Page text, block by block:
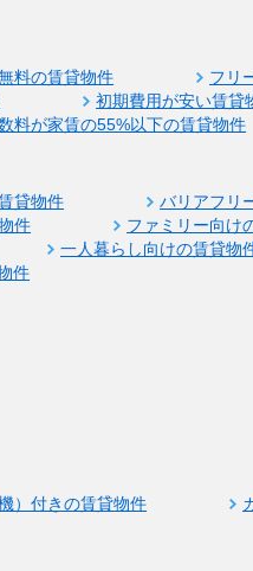
料の賃貸物件
フリ
初期費用が安い賃貸
料が家賃の55%以下の賃貸物件
貸物件
バリアフリ
件 ファミリー向け
一人暮らし向けの賃貸物
件
）付きの賃貸物件